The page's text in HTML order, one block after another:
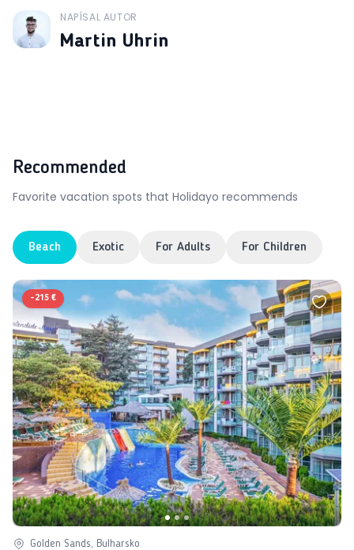
J
NAPÍSAL AUTOR
Martin Uhrin
Recommended
Favorite vacation spots that Holidayo recommends
Beach Exotic For Adults For Children
-215 €
Golden Sands, Bulharsko